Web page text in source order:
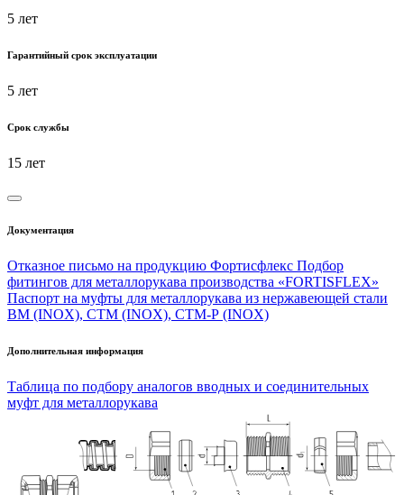
5 лет
Гарантийный срок эксплуатации
5 лет
Срок службы
15 лет
Документация
Отказное письмо на продукцию Фортисфлекс Подбор
фитингов для металлорукава производства «FORTISFLEX»
Паспорт на муфты для металлорукава из нержавеющей стали
ВМ (INOX), СТМ (INOX), СТМ-Р (INOX)
Дополнительная информация
Таблица по подбору аналогов вводных и соединительных
муфт для металлорукава